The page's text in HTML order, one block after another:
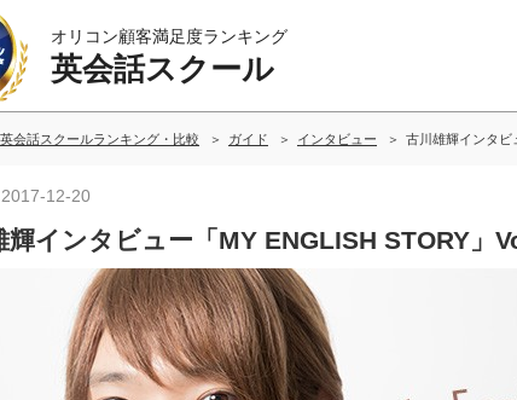
オリコン顧客満足度ランキング
英会話スクール
会話スクールランキング・比較 ガイド インタビュー 古川雄輝インタビ
12-20
輝インタビュー「MY ENGLISH STORY」